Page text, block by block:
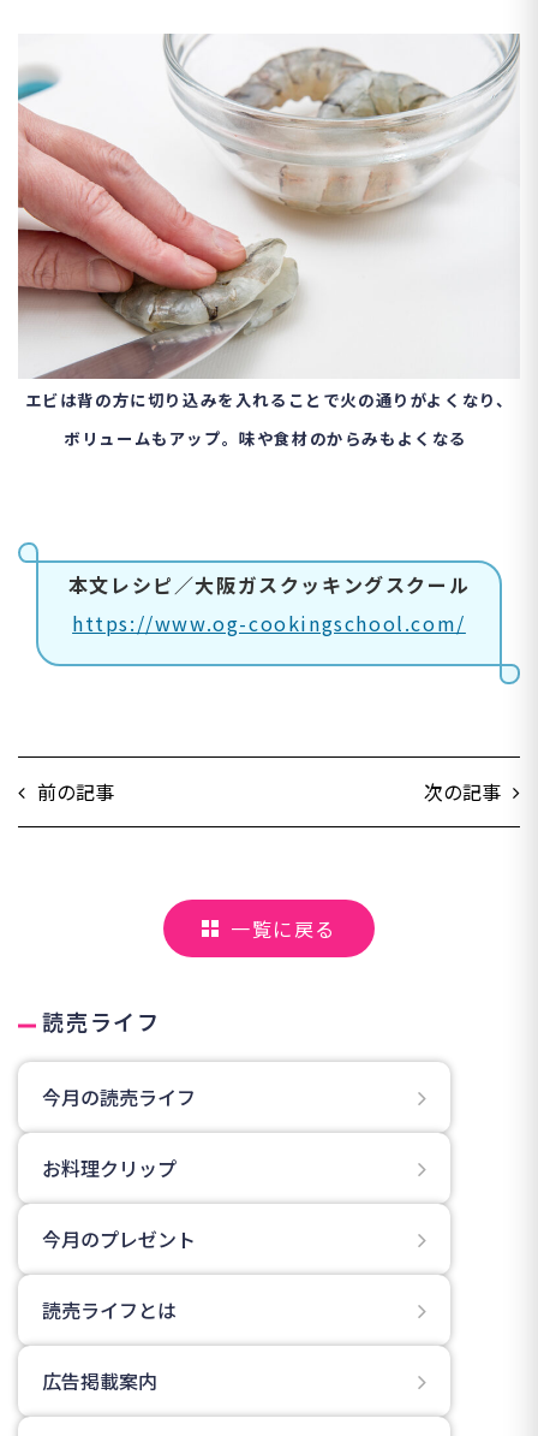
エビは背の方に切り込みを入れることで火の通りがよくなり、
ボリュームもアップ。味や食材のからみもよくなる
本文レシピ／大阪ガスクッキングスクール
https://www.og-cookingschool.com/
前の記事 次の記事
一覧に戻る
読売ライフ
今月の読売ライフ
お料理クリップ
今月のプレゼント
読売ライフとは
広告掲載案内